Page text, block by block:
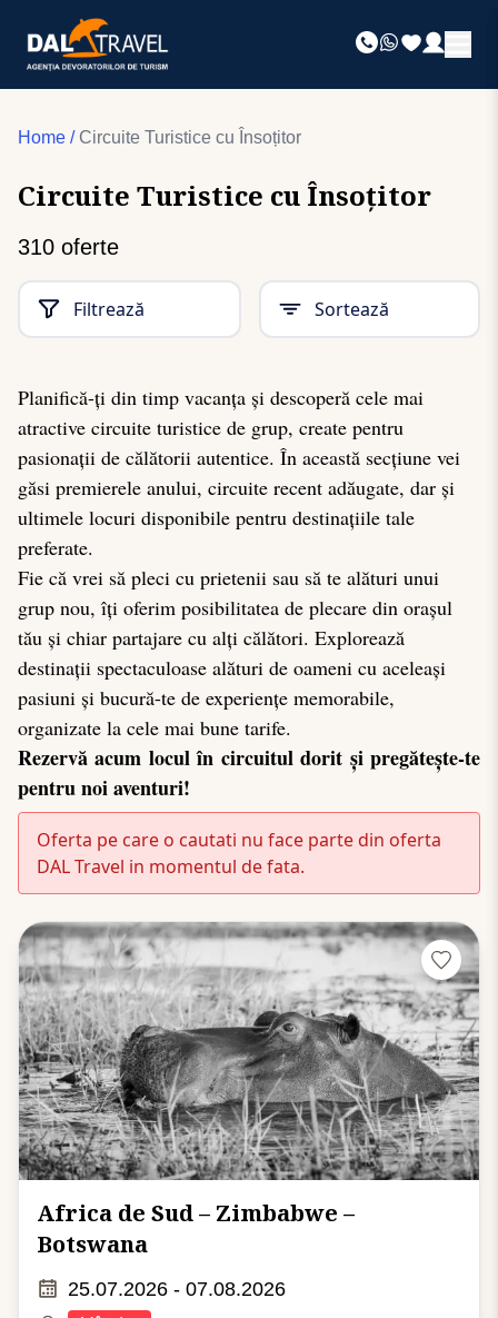
Home / Circuite Turistice cu Însoțitor
Circuite Turistice cu Însoțitor
310 oferte
Filtrează Sortează
Planifică-ți din timp vacanța și descoperă cele mai
atractive circuite turistice de grup, create pentru
pasionații de călătorii autentice. În această secțiune vei
găsi premierele anului, circuite recent adăugate, dar și
ultimele locuri disponibile pentru destinațiile tale
preferate.
Fie că vrei să pleci cu prietenii sau să te alături unui
grup nou, îți oferim posibilitatea de plecare din orașul
tău și chiar partajare cu alți călători. Explorează
destinații spectaculoase alături de oameni cu aceleași
pasiuni și bucură-te de experiențe memorabile,
organizate la cele mai bune tarife.
Rezervă acum locul în circuitul dorit și pregătește-te
pentru noi aventuri!
Oferta pe care o cautati nu face parte din oferta
DAL Travel in momentul de fata.
Africa de Sud – Zimbabwe –
Botswana
25.07.2026 - 07.08.2026